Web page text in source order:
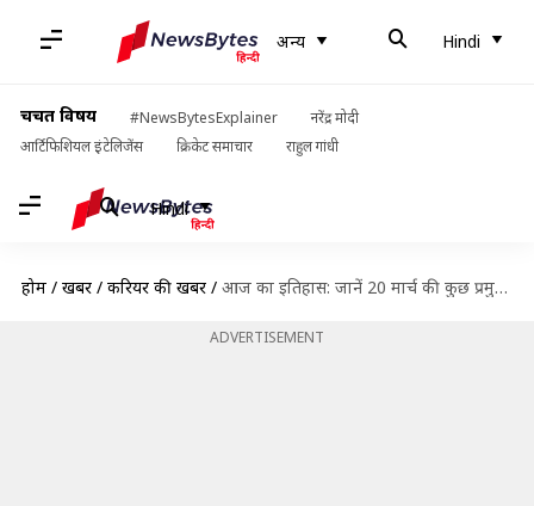
अन्य Hindi
चर्चित विषय #NewsBytesExplainer
नरेंद्र मोदी
आर्टिफिशियल इंटेलिजेंस
क्रिकेट समाचार राहुल गांधी
Hindi
होम / खबरें / करियर की खबरें / आज का इतिहास: जानें 20 मार्च की कुछ प्रमुख घटनाएं, बढ़ाएं अपनी जनरल नॉलेज
ADVERTISEMENT